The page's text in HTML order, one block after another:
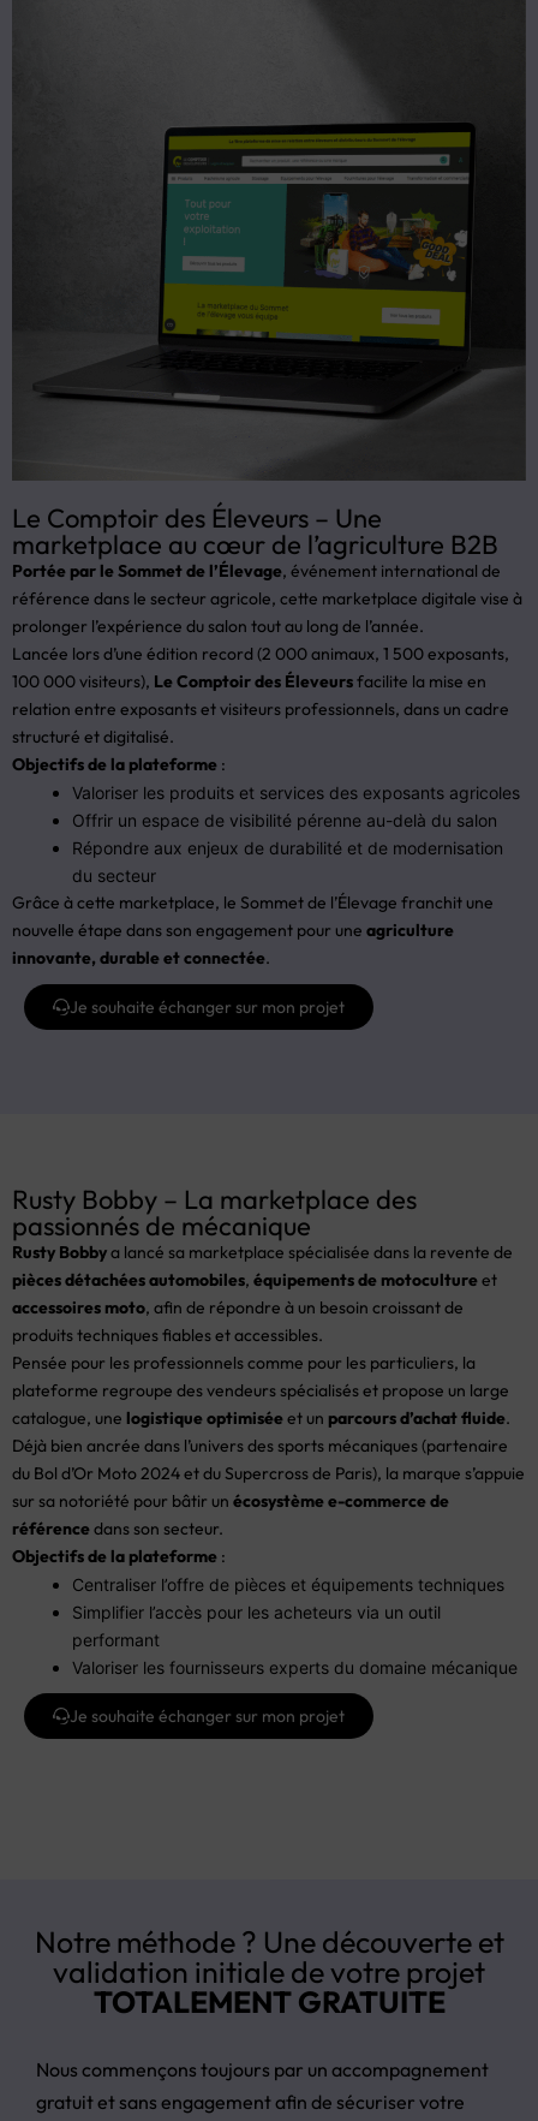
Le Comptoir des Éleveurs – Une
marketplace au cœur de l’agriculture B2B
Portée par le Sommet de l’Élevage, événement international de
référence dans le secteur agricole, cette marketplace digitale vise à
prolonger l’expérience du salon tout au long de l’année.
Lancée lors d’une édition record (2 000 animaux, 1 500 exposants,
100 000 visiteurs), Le Comptoir des Éleveursfacilite la mise en
relation entre exposants et visiteurs professionnels, dans un cadre
structuré et digitalisé.
Objectifs de la plateforme :
Valoriser les produits et services des exposants agricoles
Offrir un espace de visibilité pérenne au-delà du salon
Répondre aux enjeux de durabilité et de modernisation
du secteur
Grâce à cette marketplace, le Sommet de l’Élevage franchit une
nouvelle étape dans son engagement pour une agriculture
innovante, durable et connectée.
Je souhaite échanger sur mon projet
Rusty Bobby – La marketplace des
passionnés de mécanique
Rusty Bobbya lancé sa marketplace spécialisée dans la revente de
pièces détachées automobiles, équipements de motocultureet
accessoires moto, afin de répondre à un besoin croissant de
produits techniques fiables et accessibles.
Pensée pour les professionnels comme pour les particuliers, la
plateforme regroupe des vendeurs spécialisés et propose un large
catalogue, une logistique optimiséeet un parcours d’achat fluide.
Déjà bien ancrée dans l’univers des sports mécaniques (partenaire
du Bol d’Or Moto 2024 et du Supercross de Paris), la marque s’appuie
sur sa notoriété pour bâtir un écosystème e-commerce de
référencedans son secteur.
Objectifs de la plateforme :
Centraliser l’offre de pièces et équipements techniques
Simplifier l’accès pour les acheteurs via un outil
performant
Valoriser les fournisseurs experts du domaine mécanique
Je souhaite échanger sur mon projet
Notre méthode ? Une découverte et
validation initiale de votre projet
TOTALEMENT GRATUITE
Nous commençons toujours par un accompagnement
gratuit et sans engagement afin de sécuriser votre